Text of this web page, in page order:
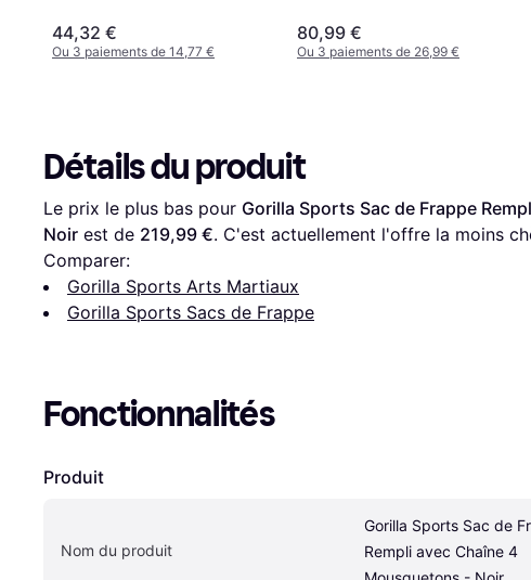
44,32 €
Ou 3 paiements de 14,77 €
80,99 €
Ou 3 paiements de 26,99 €
Détails du produit
Le prix le plus bas pour Gorilla Sports Sac de Frappe
Noir est de 219,99 €. C'est actuellement l'offre la moins
Comparer:
Gorilla Sports Arts Martiaux
Gorilla Sports Sacs de Frappe
Fonctionnalités
Produit
Nom du produit
Gorilla Sports Sac de
Rempli avec Chaîne 4